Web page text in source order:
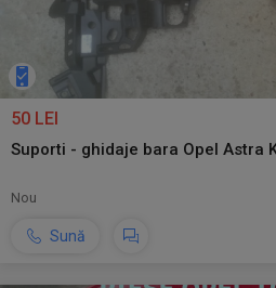
50 LEI
Suporti - ghidaje bara Opel Astra
Nou
Sună